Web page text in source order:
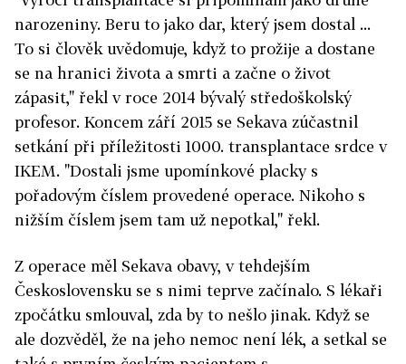
narozeniny. Beru to jako dar, který jsem dostal ...
To si člověk uvědomuje, když to prožije a dostane
se na hranici života a smrti a začne o život
zápasit," řekl v roce 2014 bývalý středoškolský
profesor. Koncem září 2015 se Sekava zúčastnil
setkání při příležitosti 1000. transplantace srdce v
IKEM. "Dostali jsme upomínkové placky s
pořadovým číslem provedené operace. Nikoho s
nižším číslem jsem tam už nepotkal," řekl.
Z operace měl Sekava obavy, v tehdejším
Československu se s nimi teprve začínalo. S lékaři
zpočátku smlouval, zda by to nešlo jinak. Když se
ale dozvěděl, že na jeho nemoc není lék, a setkal se